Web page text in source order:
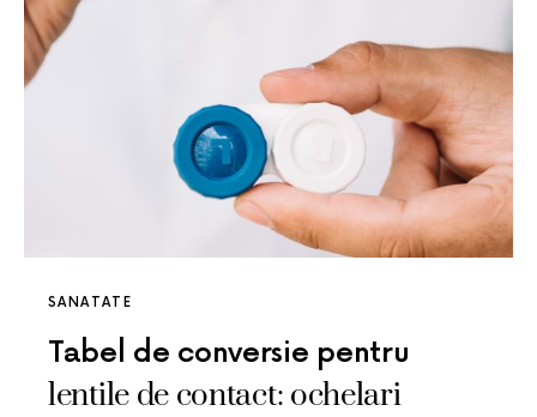
SANATATE
Tabel de conversie pentru
lentile de contact: ochelari